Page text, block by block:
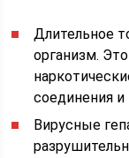
Длительное
организм.
соединения
Вирусные